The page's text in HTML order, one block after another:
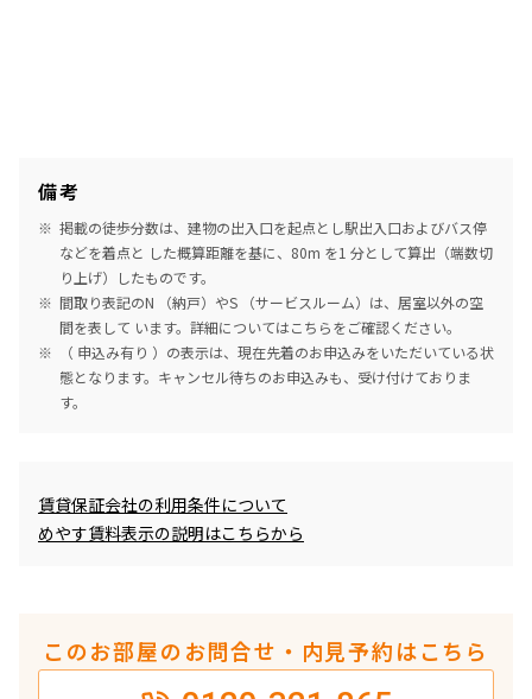
備考
掲載の徒歩分数は、建物の出入口を起点とし駅出入口およびバス停
などを着点と した概算距離を基に、80m を1 分として算出（端数切
り上げ）したものです。
間取り表記のN （納戸）やS （サービスルーム）は、居室以外の空
間を表して います。詳細についてはこちらをご確認ください。
（ 申込み有り ）の表示は、現在先着のお申込みをいただいている状
態となります。キャンセル待ちのお申込みも、受け付けておりま
す。
賃貸保証会社の利用条件について
めやす賃料表示の説明はこちらから
このお部屋のお問合せ・内見予約はこちら